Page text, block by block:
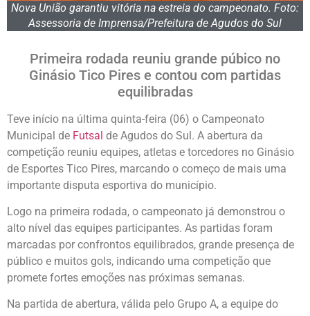
Nova União garantiu vitória na estreia do campeonato. Foto:
Assessoria de Imprensa/Prefeitura de Agudos do Sul
Primeira rodada reuniu grande púbico no
Ginásio Tico Pires e contou com partidas
equilibradas
Teve início na última quinta-feira (06) o Campeonato
Municipal de Futsal de Agudos do Sul. A abertura da
competição reuniu equipes, atletas e torcedores no Ginásio
de Esportes Tico Pires, marcando o começo de mais uma
importante disputa esportiva do município.
Logo na primeira rodada, o campeonato já demonstrou o
alto nível das equipes participantes. As partidas foram
marcadas por confrontos equilibrados, grande presença de
público e muitos gols, indicando uma competição que
promete fortes emoções nas próximas semanas.
Na partida de abertura, válida pelo Grupo A, a equipe do